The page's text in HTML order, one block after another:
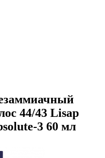
44/43 Lisap
3 60 мл